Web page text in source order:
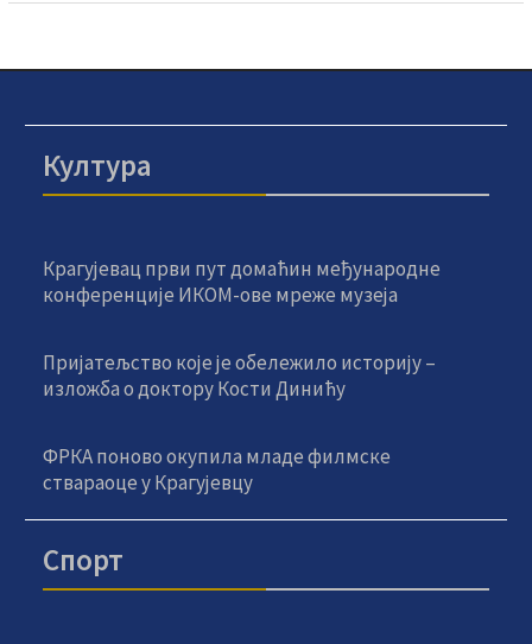
Култура
Крагујевац први пут домаћин међународне
конференције ИКОМ-ове мреже музеја
Пријатељство које је обележило историју –
изложба о доктору Кости Динићу
ФРКА поново окупила младе филмске
ствараоце у Крагујевцу
Спорт